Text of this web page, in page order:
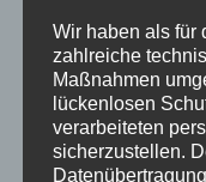
November 2016
August 2016
Juli 2016
Wir haben als für
zahlreiche
Maßnahmen
lückenlosen
verarbeiteten
sicherzustellen.